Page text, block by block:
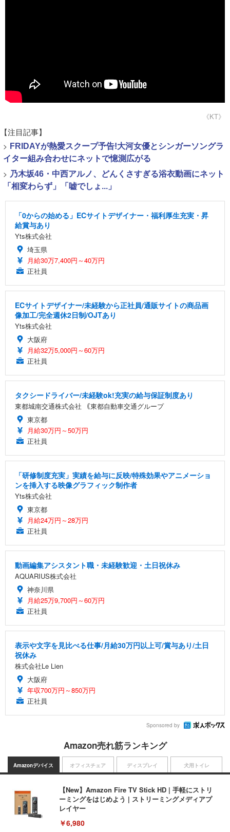
《KT》
【注目記事】
> FRIDAYが熱愛スクープ予告!大河女優とシンガーソングラ
イター組み合わせにネットで憶測広がる
> 乃木坂46・中西アルノ、どんくさすぎる浴衣動画にネット
「相変わらず」「嘘でしょ...」
「0からの始める」ECサイトデザイナー・福利厚生充実・昇
給賞与あり
Yts株式会社
埼玉県
月給30万7,400円～40万円
正社員
ECサイトデザイナー/未経験から正社員/通販サイトの商品画
像加工/完全週休2日制/OJTあり
Yts株式会社
大阪府
月給32万5,000円～60万円
正社員
タクシードライバー/未経験ok!充実の給与保証制度あり
東都城南交通株式会社 ｟東都自動車交通グループ
東京都
月給30万円～50万円
正社員
「研修制度充実」実績を給与に反映/特殊効果やアニメーショ
ンを挿入する映像グラフィック制作者
Yts株式会社
東京都
月給24万円～28万円
正社員
動画編集アシスタント職・未経験歓迎・土日祝休み
AQUARIUS株式会社
神奈川県
月給25万9,700円～60万円
正社員
表示や文字を見比べる仕事/月給30万円以上可/賞与あり/土日
祝休み
株式会社Le Lien
大阪府
年収700万円～850万円
正社員
Sponsored by
Amazon売れ筋ランキング
Amazonデバイス
【New】Amazon Fire TV Stick HD | 手軽にストリ
ーミングをはじめよう | ストリーミングメディアプ
レイヤー
￥6,980
オフィスチェア ディスプレイ 犬用トイレ